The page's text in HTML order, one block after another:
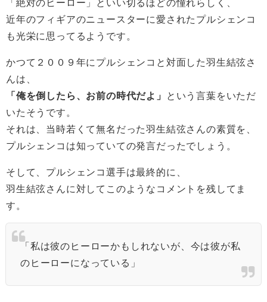
「絶対のヒーロー」といい切るほどの憧れらしく、
近年のフィギアのニュースターに愛されたプルシェンコ
も光栄に思ってるようです。
かつて２００９年にプルシェンコと対面した羽生結弦さ
んは、
「俺を倒したら、お前の時代だよ」
という言葉をいただ
いたそうです。
それは、当時若くて無名だった羽生結弦さんの素質を、
プルシェンコは知っていての発言だったでしょう。
そして、プルシェンコ選手は最終的に、
羽生結弦さんに対してこのようなコメントを残してま
す。
「私は彼のヒーローかもしれないが、今は彼が私
のヒーローになっている」